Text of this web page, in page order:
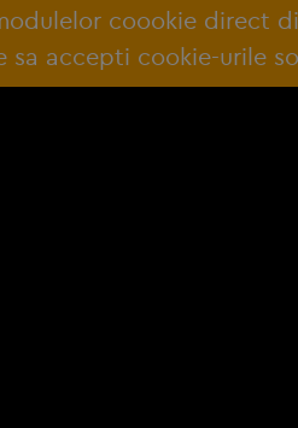
coookie direct
sa accepti cookie-urile